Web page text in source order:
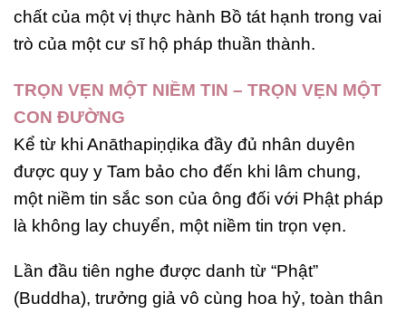
chất của một vị thực hành Bồ tát hạnh trong vai
trò của một cư sĩ hộ pháp thuần thành.
TRỌN VẸN MỘT NIỀM TIN – TRỌN VẸN MỘT
CON ĐƯỜNG
Kể từ khi Anāthapiṇḍika đầy đủ nhân duyên
được quy y Tam bảo cho đến khi lâm chung,
một niềm tin sắc son của ông đối với Phật pháp
là không lay chuyển, một niềm tin trọn vẹn.
Lần đầu tiên nghe được danh từ “Phật”
(Buddha), trưởng giả vô cùng hoa hỷ, toàn thân